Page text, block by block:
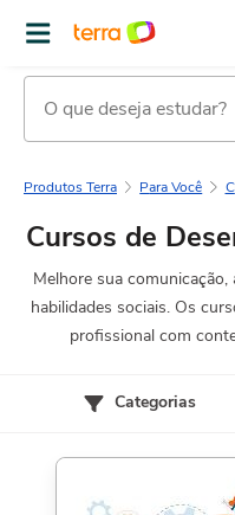
Produtos Terra Para Você
Cursos de
Melhore sua
habilidades sociais. Os
profissional com
Categorias